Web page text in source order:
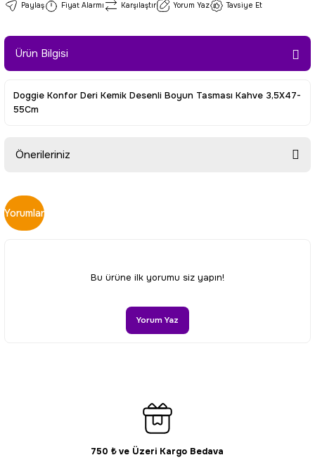
Paylaş Fiyat Alarmı Karşılaştır Yorum Yaz Tavsiye Et
Ürün Bilgisi
Doggie Konfor Deri Kemik Desenli Boyun Tasması Kahve 3,5X47-
55Cm
Önerileriniz
Bu ürünün fiyat bilgisi, resim, ürün açıklamalarında ve diğer
konularda yetersiz gördüğünüz noktaları öneri formunu
kullanarak tarafımıza iletebilirsiniz.
Ürün resmi kalitesiz, bozuk veya görüntülenemiyor.
Ürün bilgilerinde hatalar bulunuyor.
Gönder
Yorumlar
Bu ürüne ilk yorumu siz yapın!
Yorum Yaz
750 ₺ ve Üzeri Kargo Bedava